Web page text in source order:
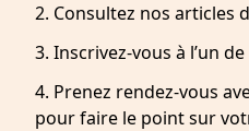
2. Consultez nos articles
3. Inscrivez-vous à l’un
4. Prenez rendez-vous
pour faire le point sur